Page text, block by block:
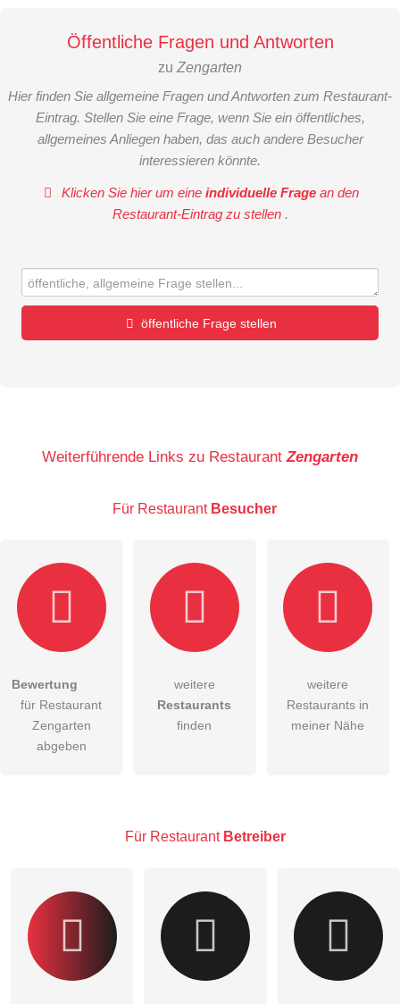
Öffentliche Fragen und Antworten
zu Zengarten
Hier finden Sie allgemeine Fragen und Antworten zum Restaurant-
Eintrag. Stellen Sie eine Frage, wenn Sie ein öffentliches,
allgemeines Anliegen haben, das auch andere Besucher
interessieren könnte.
Klicken Sie hier um eineindividuelle Frage an den
Restaurant-Eintrag zu stellen .
öffentliche Frage stellen
E-Mail-Adresse (wird nicht veröffentlicht)
Hiermit akzeptiere ich dieAGB
DieDatenschutzerklärung habe ich zur Kenntnis genommen.
Besucher sichtbar.
Weiterführende Links zu RestaurantZengarten
Für Restaurant Besucher
Bewertung
für Restaurant
Zengarten
abgeben
weitere
Restaurants
finden
weitere
Restaurants in
meiner Nähe
Für Restaurant Betreiber